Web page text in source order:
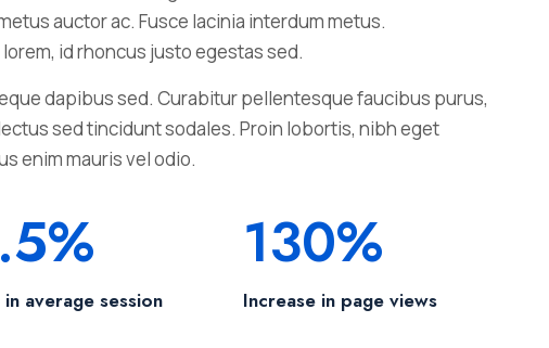
auctor ac. Fusce lacinia interdum metus.
id rhoncus justo egestas sed.
dapibus sed. Curabitur pellentesque faucibus purus,
sed tincidunt sodales. Proin lobortis, nibh eget
enim mauris vel odio.
average session
130%
Increase in page views